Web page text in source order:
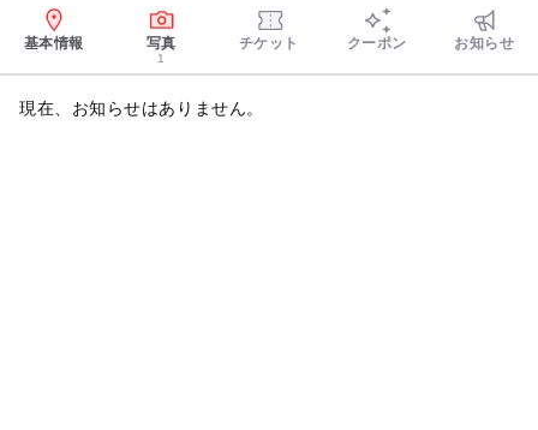
基本情報 写真
1
チケット クーポン お知らせ
現在、お知らせはありません。